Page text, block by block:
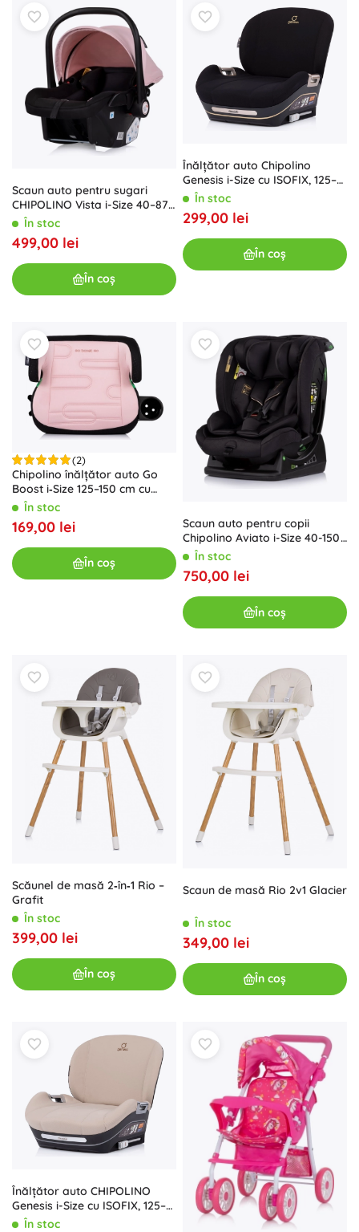
Scaun auto pentru sugari
CHIPOLINO Vista i-Size 40–87
cm Pink Marshmallow
În stoc
499,00 lei
În coș
Înălțător auto Chipolino
Genesis i-Size cu ISOFIX, 125–
150 cm, noir
În stoc
299,00 lei
În coș
(2)
Chipolino înălțător auto Go
Boost i‑Size 125–150 cm cu
Isofix Powder Pink
În stoc
169,00 lei
În coș
Scaun auto pentru copii
Chipolino Aviato i-Size 40-150
cm mure
În stoc
750,00 lei
În coș
Scăunel de masă 2‑în‑1 Rio –
Grafit
În stoc
399,00 lei
În coș
Scaun de masă Rio 2v1 Glacier
În stoc
349,00 lei
În coș
Înălțător auto CHIPOLINO
Genesis i-Size cu ISOFIX, 125–
150 cm, Latte
În stoc